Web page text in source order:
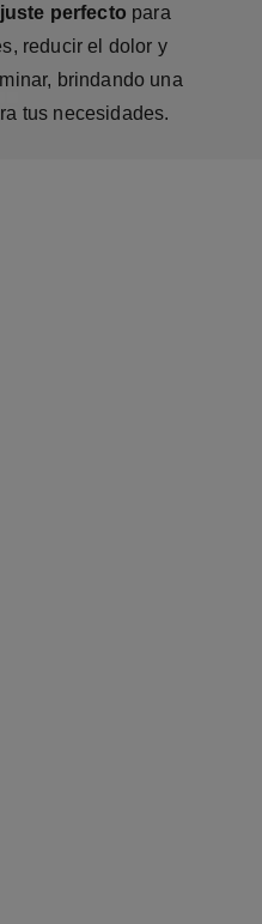
perfecto para
reducir el dolor y
brindando una
tus necesidades.